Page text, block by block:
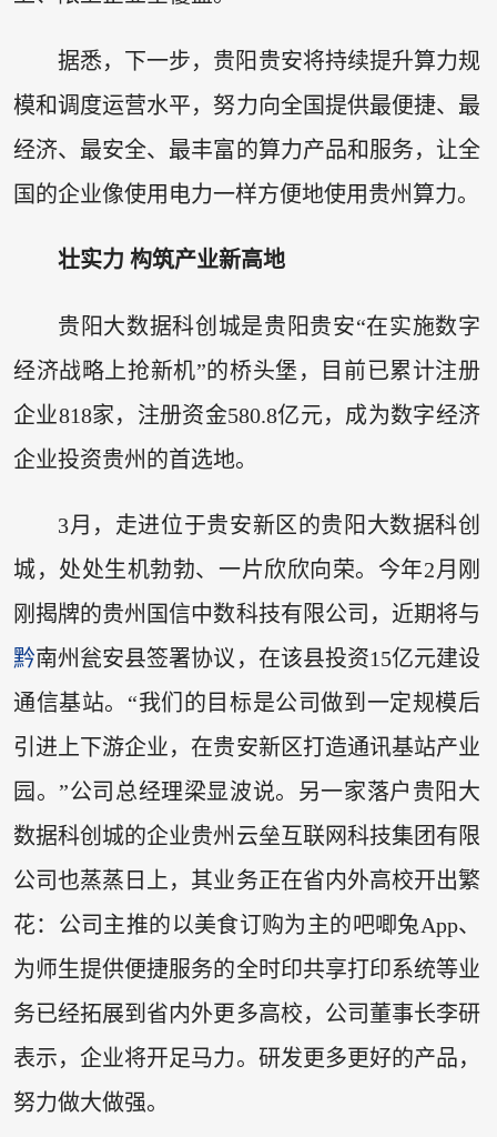
据悉，下一步，贵阳贵安将持续提升算力规
模和调度运营水平，努力向全国提供最便捷、最
经济、最安全、最丰富的算力产品和服务，让全
国的企业像使用电力一样方便地使用贵州算力。
壮实力 构筑产业新高地
贵阳大数据科创城是贵阳贵安“在实施数字
经济战略上抢新机”的桥头堡，目前已累计注册
企业818家，注册资金580.8亿元，成为数字经济
企业投资贵州的首选地。
3月，走进位于贵安新区的贵阳大数据科创
城，处处生机勃勃、一片欣欣向荣。今年2月刚
刚揭牌的贵州国信中数科技有限公司，近期将与
黔南州瓮安县签署协议，在该县投资15亿元建设
通信基站。“我们的目标是公司做到一定规模后
引进上下游企业，在贵安新区打造通讯基站产业
园。”公司总经理梁显波说。另一家落户贵阳大
数据科创城的企业贵州云垒互联网科技集团有限
公司也蒸蒸日上，其业务正在省内外高校开出繁
花：公司主推的以美食订购为主的吧唧兔App、
为师生提供便捷服务的全时印共享打印系统等业
务已经拓展到省内外更多高校，公司董事长李研
表示，企业将开足马力。研发更多更好的产品，
努力做大做强。